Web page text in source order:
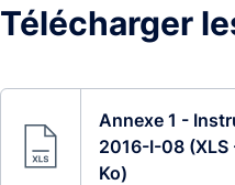
Télécharger
Annexe 1 -
2016-I-08 (XLS
Ko)